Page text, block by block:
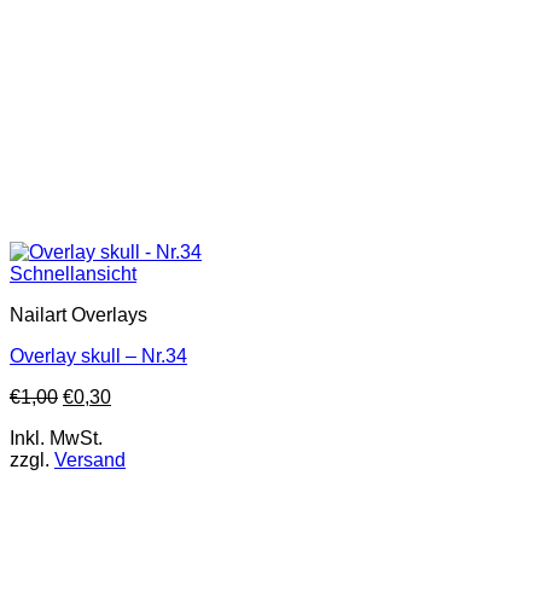
Schnellansicht
Nailart Overlays
Overlay skull – Nr.34
€1,00 €0,30
Inkl. MwSt.
zzgl. Versand